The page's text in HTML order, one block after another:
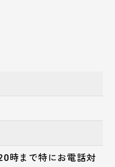
時まで特にお電話対